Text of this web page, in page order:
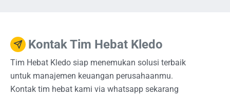
Kontak Tim Hebat Kledo
Tim Hebat Kledo siap menemukan solusi terbaik
untuk manajemen keuangan perusahaanmu.
Kontak tim hebat kami via whatsapp sekarang